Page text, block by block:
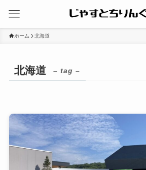
ホーム 北海道
北海道 – tag –